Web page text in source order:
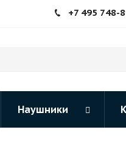
+7 495 748-
Наушники